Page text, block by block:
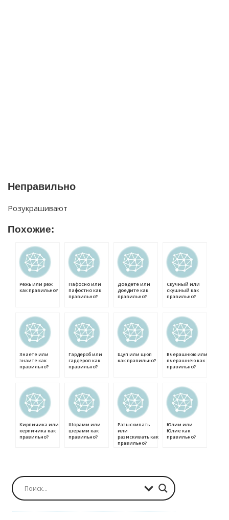
Неправильно
Розукрашивают
Похожие:
Режь или реж
как правильно?
Пафосно или
пафостно как
правильно?
Доедете или
доедите как
правильно?
Скучный или
скушный как
правильно?
Знаете или
знаите как
правильно?
Гардероб или
гардероп как
правильно?
Щуп или щюп
как правильно?
Вчерашнюю или
вчерашнею как
правильно?
Кирпичика или
керпичика как
правильно?
Шорами или
шерами как
правильно?
Разыскивать
или
разискивать как
правильно?
Юлии или
Юлие как
правильно?